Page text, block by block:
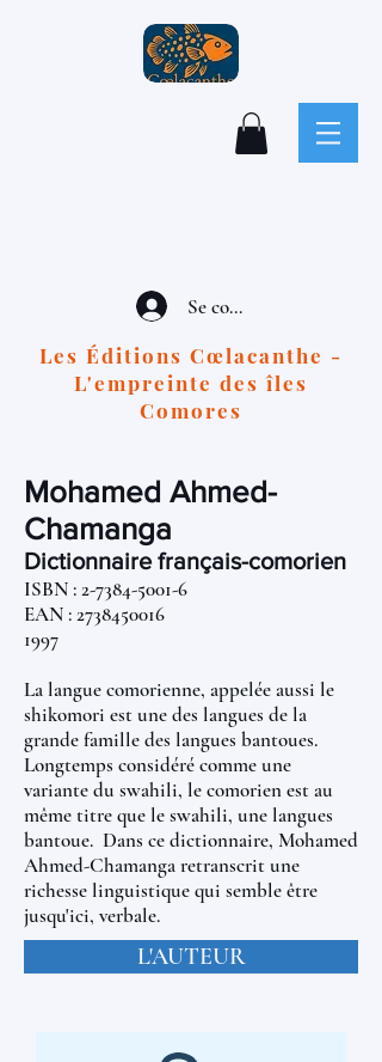
Se connecter
Les Éditions Cœlacanthe -
L'empreinte des îles
Comores
Mohamed Ahmed-
Chamanga
Dictionnaire français-comorien
ISBN :2-7384-5001-6
EAN : 2738450016
1997
La langue comorienne, appelée aussi le
shikomori est une des langues de la
grande famille des langues bantoues.
Longtemps considéré comme une
variante du swahili, le comorien est au
même titre que le swahili, une langues
bantoue. Dans ce dictionnaire, Mohamed
Ahmed-Chamanga retranscrit une
richesse linguistique qui semble être
jusqu'ici, verbale.
L'AUTEUR